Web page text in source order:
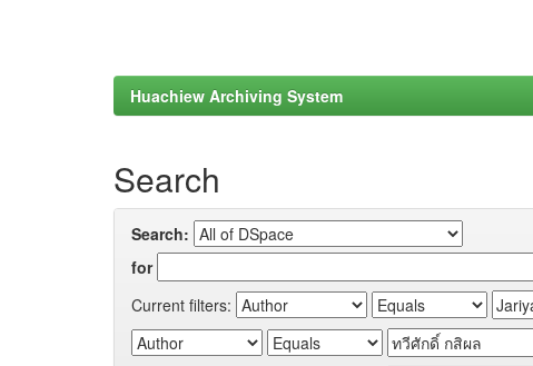
Huachiew Archiving System
Search
Search:
for
Current filters: